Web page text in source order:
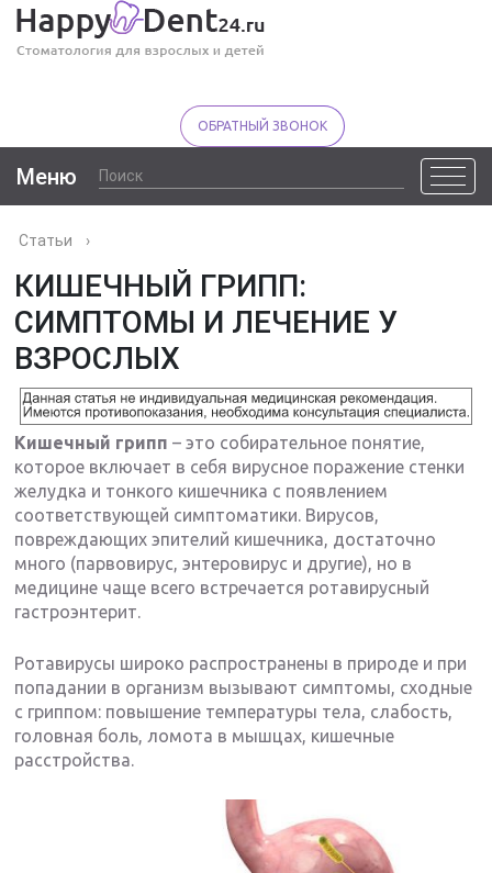
ОБРАТНЫЙ ЗВОНОК
Меню
Статьи ›
КИШЕЧНЫЙ ГРИПП:
СИМПТОМЫ И ЛЕЧЕНИЕ У
ВЗРОСЛЫХ
Кишечный грипп – это собирательное понятие,
которое включает в себя вирусное поражение стенки
желудка и тонкого кишечника с появлением
соответствующей симптоматики. Вирусов,
повреждающих эпителий кишечника, достаточно
много (парвовирус, энтеровирус и другие), но в
медицине чаще всего встречается ротавирусный
гастроэнтерит.
Ротавирусы широко распространены в природе и при
попадании в организм вызывают симптомы, сходные
с гриппом: повышение температуры тела, слабость,
головная боль, ломота в мышцах, кишечные
расстройства.